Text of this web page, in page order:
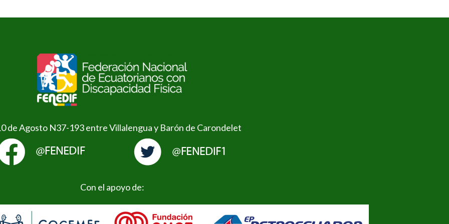
de Agosto N37-193 entre Villalengua y Barón de Carondelet
Con el apoyo de: